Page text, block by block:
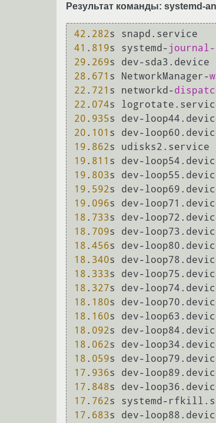
Результат команды: systemd-
42 . 282
41 . 819s systemd-
29 . 269
28 . 671 s NetworkManager-
22 . 721 s networkd-
22 . 074
20 . 935
20 . 101
19 . 862
19 . 811
19 . 803
19 . 592
19 . 096
18 . 733
18 . 709
18 . 456
18 . 340
18 . 333
18 . 327
18 . 180
18 . 160
18 . 092
18 . 062
18 . 059
17 . 936
17 . 848
17 . 762
17 . 683